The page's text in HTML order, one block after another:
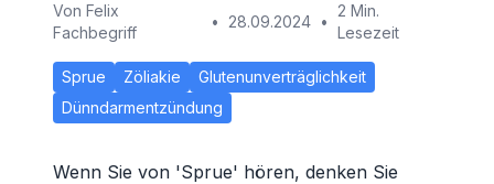
Von Felix
Fachbegriff
• 28.09.2024 •
2 Min.
Lesezeit
Sprue Zöliakie
Glutenunverträglichkeit
Dünndarmentzündung
Wenn Sie von 'Sprue' hören, denken Sie